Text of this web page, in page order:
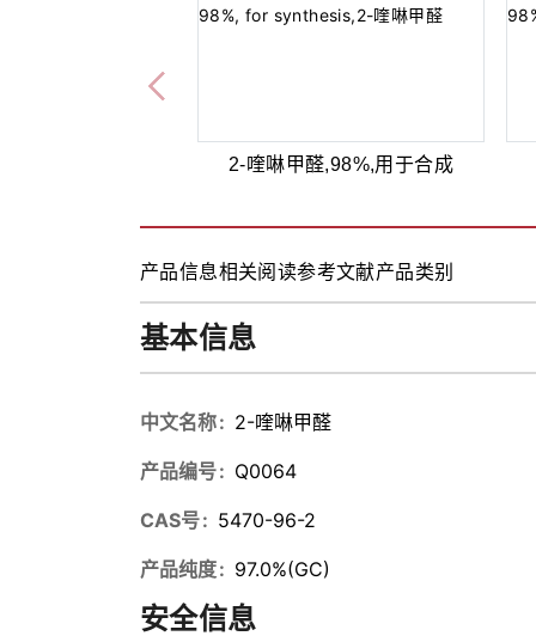
2-喹啉甲醛,98%,用于合成
产品信息相关阅读参考文献产品类别
基本信息
中文名称 2-喹啉甲醛
产品编号 Q0064
CAS号 5470-96-2
产品纯度 97.0%(GC)
安全信息